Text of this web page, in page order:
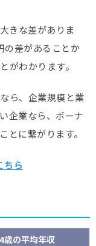
きな差がありま
の差があることか
がわかります。
ら、企業規模と業
企業なら、ボーナ
とに繋がります。
ちら
歳の平均年収